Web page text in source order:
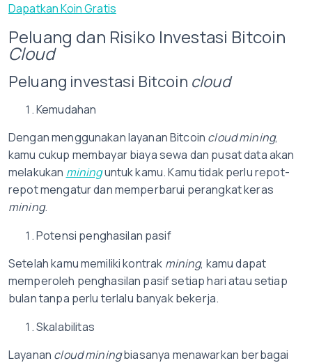
Dapatkan Koin Gratis
Peluang dan Risiko Investasi Bitcoin
Cloud
Peluang investasi Bitcoin cloud
Kemudahan
Dengan menggunakan layanan Bitcoin cloud mining,
kamu cukup membayar biaya sewa dan pusat data akan
melakukan mininguntuk kamu. Kamu tidak perlu repot-
repot mengatur dan memperbarui perangkat keras
mining.
Potensi penghasilan pasif
Setelah kamu memiliki kontrak mining, kamu dapat
memperoleh penghasilan pasif setiap hari atau setiap
bulan tanpa perlu terlalu banyak bekerja.
Skalabilitas
Layanan cloud miningbiasanya menawarkan berbagai